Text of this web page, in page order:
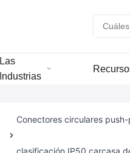
Las
Industrias
Conectores circulares
clasificación IP50 carcasa